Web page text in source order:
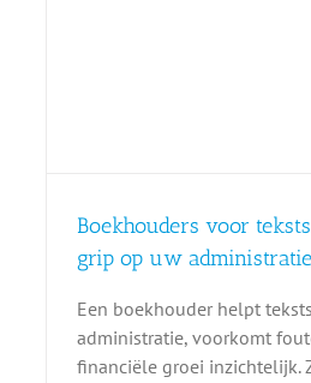
Boekhouders voor
grip op uw administratie
Een boekhouder helpt
administratie, voorkomt
financiële groei inzichtelijk.